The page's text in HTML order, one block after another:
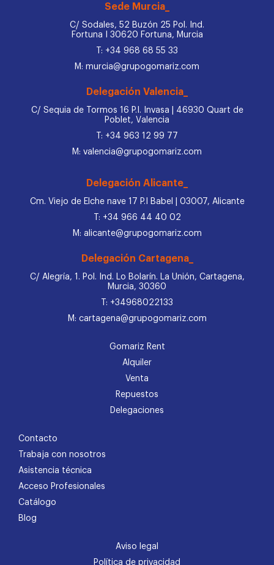
Sede Murcia_
C/ Sodales, 52 Buzón 25 Pol. Ind.
Fortuna I 30620 Fortuna, Murcia
T: +34 968 68 55 33
M: murcia@grupogomariz.com
Delegación Valencia_
C/ Sequia de Tormos 16 P.I. Invasa | 46930 Quart de
Poblet, Valencia
T: +34 963 12 99 77
M: valencia@grupogomariz.com
Delegación Alicante_
Cm. Viejo de Elche nave 17 P.I Babel | 03007, Alicante
T: +34 966 44 40 02
M: alicante@grupogomariz.com
Delegación Cartagena_
C/ Alegría, 1. Pol. Ind. Lo Bolarín. La Unión, Cartagena,
Murcia, 30360
T: +34968022133
M: cartagena@grupogomariz.com
Gomariz Rent
Alquiler
Venta
Repuestos
Delegaciones
Contacto
Trabaja con nosotros
Asistencia técnica
Acceso Profesionales
Catálogo
Blog
Aviso legal
Política de privacidad